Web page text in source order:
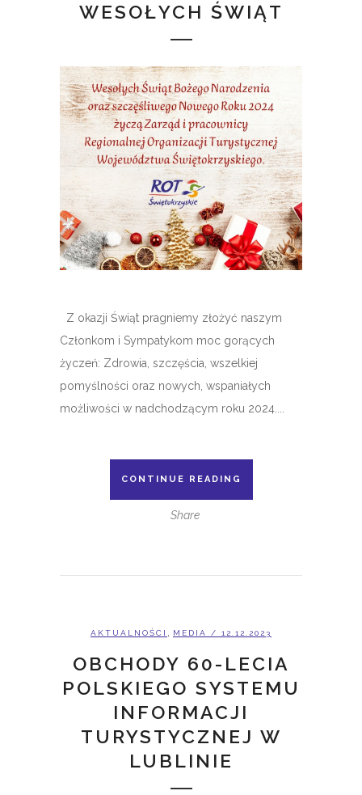
WESOŁYCH ŚWIĄT
Z okazji Świąt pragniemy złożyć naszym
Członkom i Sympatykom moc gorących
życzeń: Zdrowia, szczęścia, wszelkiej
pomyślności oraz nowych, wspaniałych
możliwości w nadchodzącym roku 2024....
CONTINUE READING
Share
AKTUALNOŚCI MEDIA / 12.12.2023
OBCHODY 60-LECIA
POLSKIEGO SYSTEMU
INFORMACJI
TURYSTYCZNEJ W
LUBLINIE